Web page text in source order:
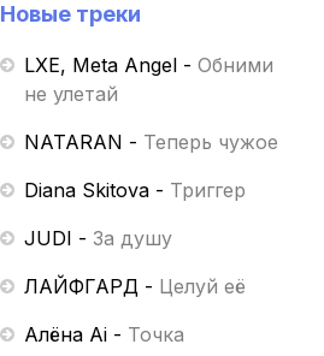
Новые треки
LXE, Meta Angel - Обними
не улетай
NATARAN - Теперь чужое
Diana Skitova - Триггер
JUDI - За душу
ЛАЙФГАРД - Целуй её
Алёна Ai - Точка